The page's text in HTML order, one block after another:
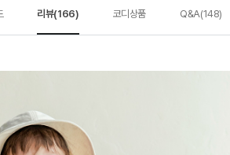
리뷰(166) 코디상품 Q&A(148)